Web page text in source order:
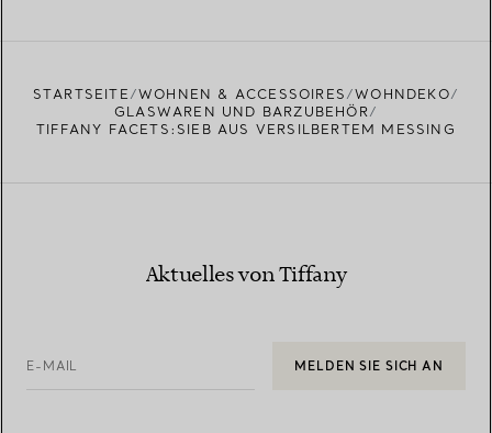
STARTSEITE WOHNEN & ACCESSOIRES
WOHNDEKO
GLASWAREN UND BARZUBEHÖR
TIFFANY FACETS:SIEB AUS VERSILBERTEM MESSING
Aktuelles von Tiffany
E-MAIL MELDEN SIE SICH AN